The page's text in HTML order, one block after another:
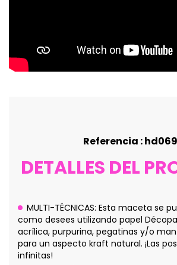
Referencia :
DETALLES DEL
MULTI-TÉCNICAS: Esta maceta se
como desees utilizando papel
acrílica, purpurina, pegatinas y/o
para un aspecto kraft natural. ¡Las
infinitas!